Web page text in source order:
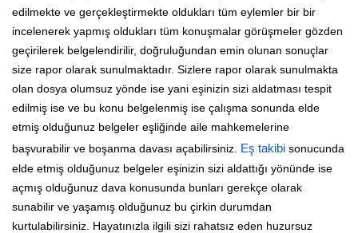
edilmekte ve gerçekleştirmekte oldukları tüm eylemler bir bir
incelenerek yapmış oldukları tüm konuşmalar görüşmeler gözden
geçirilerek belgelendirilir, doğruluğundan emin olunan sonuçlar
size rapor olarak sunulmaktadır. Sizlere rapor olarak sunulmakta
olan dosya olumsuz yönde ise yani eşinizin sizi aldatması tespit
edilmiş ise ve bu konu belgelenmiş ise çalışma sonunda elde
etmiş olduğunuz belgeler eşliğinde aile mahkemelerine
başvurabilir ve boşanma davası açabilirsiniz.
Eş takibi sonucunda
elde etmiş olduğunuz belgeler eşinizin sizi aldattığı yönünde ise
açmış olduğunuz dava konusunda bunları gerekçe olarak
sunabilir ve yaşamış olduğunuz bu çirkin durumdan
kurtulabilirsiniz. Hayatınızla ilgili sizi rahatsız eden huzursuz